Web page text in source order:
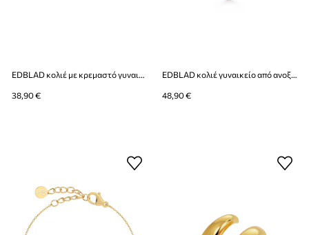
EDBLAD κολιέ με κρεμαστό γυναικείο από ανοξείδωτο ατσάλι Sirius
38,90 €
EDBLAD κολιέ γυναικείο από ανοξείδωτο ατσάλι Crown
48,90 €